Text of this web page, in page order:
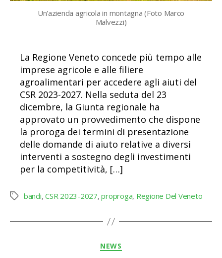
Un'azienda agricola in montagna (Foto Marco
Malvezzi)
La Regione Veneto concede più tempo alle
imprese agricole e alle filiere
agroalimentari per accedere agli aiuti del
CSR 2023-2027. Nella seduta del 23
dicembre, la Giunta regionale ha
approvato un provvedimento che dispone
la proroga dei termini di presentazione
delle domande di aiuto relative a diversi
interventi a sostegno degli investimenti
per la competitività, […]
Tag bandi,CSR 2023-2027,proproga, Regione Del Veneto
Categorie
NEWS